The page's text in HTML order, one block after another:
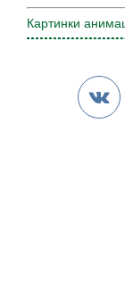
Картинки